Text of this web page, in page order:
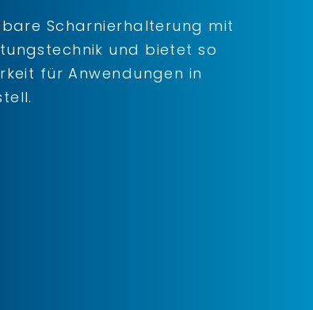
Scharnierhalterung mit
und bietet so
für Anwendungen in